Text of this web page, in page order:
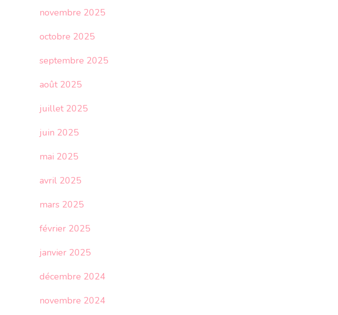
novembre 2025
octobre 2025
septembre 2025
août 2025
juillet 2025
juin 2025
mai 2025
avril 2025
mars 2025
février 2025
janvier 2025
décembre 2024
novembre 2024